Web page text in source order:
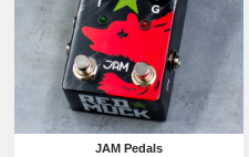
JAM Pedals